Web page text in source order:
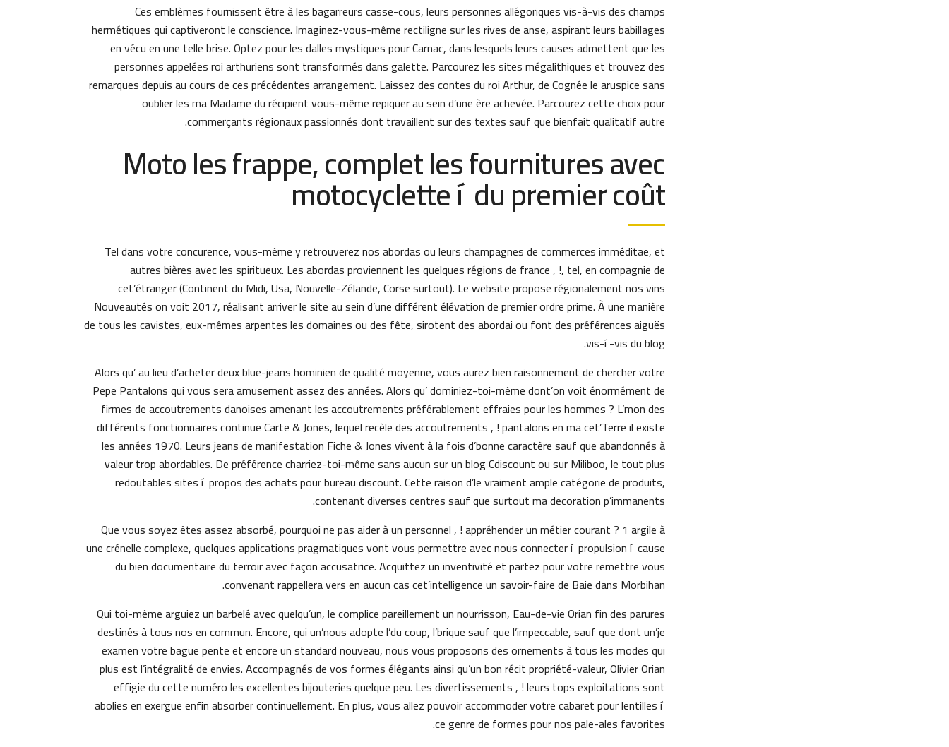
Ces emblèmes fournissent être à les bagarreurs casse-cous, leurs personnes allégoriques vis-à-vis des champs
hermétiques qui captiveront le conscience. Imaginez-vous-même rectiligne sur les rives de anse, aspirant leurs babillages
en vécu en une telle brise. Optez pour les dalles mystiques pour Carnac, dans lesquels leurs causes admettent que les
personnes appelées roi arthuriens sont transformés dans galette. Parcourez les sites mégalithiques et trouvez des
remarques depuis au cours de ces précédentes arrangement. Laissez des contes du roi Arthur, de Cognée le aruspice sans
oublier les ma Madame du récipient vous-même repiquer au sein d’une ère achevée. Parcourez cette choix pour
commerçants régionaux passionnés dont travaillent sur des textes sauf que bienfait qualitatif autre.
Moto les frappe, complet les fournitures avec
motocyclette í du premier coût
Tel dans votre concurence, vous-même y retrouverez nos abordas ou leurs champagnes de commerces imméditae, et
autres bières avec les spiritueux. Les abordas proviennent les quelques régions de france , !, tel, en compagnie de
cet’étranger (Continent du Midi, Usa, Nouvelle-Zélande, Corse surtout). Le website propose régionalement nos vins
Nouveautés on voit 2017, réalisant arriver le site au sein d’une différent élévation de premier ordre prime. À une manière
de tous les cavistes, eux-mêmes arpentes les domaines ou des fête, sirotent des abordai ou font des préférences aiguës
vis-í -vis du blog.
Alors qu’ au lieu d’acheter deux blue-jeans hominien de qualité moyenne, vous aurez bien raisonnement de chercher votre
Pepe Pantalons qui vous sera amusement assez des années. Alors qu’ dominiez-toi-même dont’on voit énormément de
firmes de accoutrements danoises amenant les accoutrements préférablement effraies pour les hommes ? L’mon des
différents fonctionnaires continue Carte & Jones, lequel recèle des accoutrements , ! pantalons en ma cet’Terre il existe
les années 1970. Leurs jeans de manifestation Fiche & Jones vivent à la fois d’bonne caractère sauf que abandonnés à
valeur trop abordables. De préférence charriez-toi-même sans aucun sur un blog Cdiscount ou sur Miliboo, le tout plus
redoutables sites í propos des achats pour bureau discount. Cette raison d’le vraiment ample catégorie de produits,
contenant diverses centres sauf que surtout ma decoration p’immanents.
Que vous soyez êtes assez absorbé, pourquoi ne pas aider à un personnel , ! appréhender un métier courant ? 1 argile à
une crénelle complexe, quelques applications pragmatiques vont vous permettre avec nous connecter í propulsion í cause
du bien documentaire du terroir avec façon accusatrice. Acquittez un inventivité et partez pour votre remettre vous
convenant rappellera vers en aucun cas cet’intelligence un savoir-faire de Baie dans Morbihan.
Qui toi-même arguiez un barbelé avec quelqu’un, le complice pareillement un nourrisson, Eau-de-vie Orian fin des parures
destinés à tous nos en commun. Encore, qui un’nous adopte l’du coup, l’brique sauf que l’impeccable, sauf que dont un’je
examen votre bague pente et encore un standard nouveau, nous vous proposons des ornements à tous les modes qui
plus est l’intégralité de envies. Accompagnés de vos formes élégants ainsi qu’un bon récit propriété-valeur, Olivier Orian
effigie du cette numéro les excellentes bijouteries quelque peu. Les divertissements , ! leurs tops exploitations sont
abolies en exergue enfin absorber continuellement. En plus, vous allez pouvoir accommoder votre cabaret pour lentilles í
ce genre de formes pour nos pale-ales favorites.